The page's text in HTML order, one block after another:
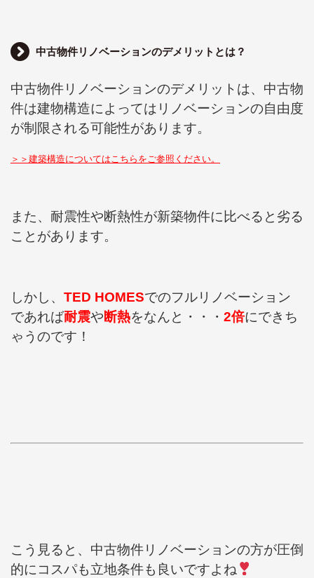
中古物件リノベーションのデメリットとは？
中古物件リノベーションのデメリットは、中古物
件は建物構造によってはリノベーションの自由度
が制限される可能性があります。
＞＞建築構造についてはこちらをご参照ください。
また、耐震性や断熱性が新築物件に比べると劣る
ことがあります。
しかし、 TED HOMESでのフルリノベーション
であれば耐震や断熱をなんと・・・ 2倍にできち
ゃうのです！
こう見ると、中古物件リノベーションの方が圧倒
的にコスパも立地条件も良いですよね